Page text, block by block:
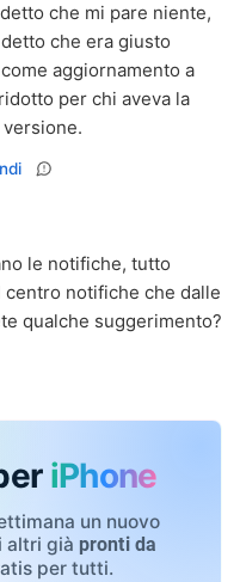
che mi pare niente,
che era giusto
aggiornamento a
per chi aveva la
le notifiche, tutto
centro notifiche che dalle
qualche suggerimento?
iPhone
un nuovo
altri già pronti da
per tutti.